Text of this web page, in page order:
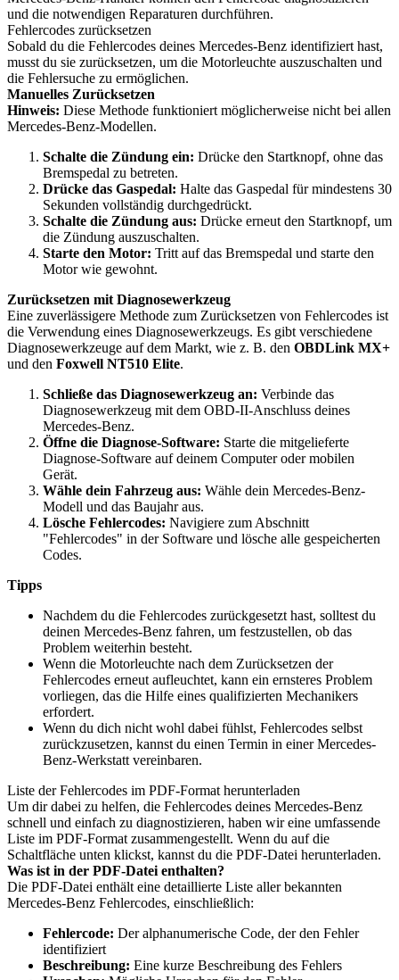
und die notwendigen Reparaturen durchführen.
Fehlercodes zurücksetzen
Sobald du die Fehlercodes deines Mercedes-Benz identifiziert hast,
musst du sie zurücksetzen, um die Motorleuchte auszuschalten und
die Fehlersuche zu ermöglichen.
Manuelles Zurücksetzen
Hinweis: Diese Methode funktioniert möglicherweise nicht bei allen
Mercedes-Benz-Modellen.
Schalte die Zündung ein: Drücke den Startknopf, ohne das
Bremspedal zu betreten.
Drücke das Gaspedal: Halte das Gaspedal für mindestens 30
Sekunden vollständig durchgedrückt.
Schalte die Zündung aus: Drücke erneut den Startknopf, um
die Zündung auszuschalten.
Starte den Motor: Tritt auf das Bremspedal und starte den
Motor wie gewohnt.
Zurücksetzen mit Diagnosewerkzeug
Eine zuverlässigere Methode zum Zurücksetzen von Fehlercodes ist
die Verwendung eines Diagnosewerkzeugs. Es gibt verschiedene
Diagnosewerkzeuge auf dem Markt, wie z. B. den OBDLink MX+
und den Foxwell NT510 Elite.
Schließe das Diagnosewerkzeug an: Verbinde das
Diagnosewerkzeug mit dem OBD-II-Anschluss deines
Mercedes-Benz.
Öffne die Diagnose-Software: Starte die mitgelieferte
Diagnose-Software auf deinem Computer oder mobilen
Gerät.
Wähle dein Fahrzeug aus: Wähle dein Mercedes-Benz-
Modell und das Baujahr aus.
Lösche Fehlercodes: Navigiere zum Abschnitt
"Fehlercodes" in der Software und lösche alle gespeicherten
Codes.
Tipps
Nachdem du die Fehlercodes zurückgesetzt hast, solltest du
deinen Mercedes-Benz fahren, um festzustellen, ob das
Problem weiterhin besteht.
Wenn die Motorleuchte nach dem Zurücksetzen der
Fehlercodes erneut aufleuchtet, kann ein ernsteres Problem
vorliegen, das die Hilfe eines qualifizierten Mechanikers
erfordert.
Wenn du dich nicht wohl dabei fühlst, Fehlercodes selbst
zurückzusetzen, kannst du einen Termin in einer Mercedes-
Benz-Werkstatt vereinbaren.
Liste der Fehlercodes im PDF-Format herunterladen
Um dir dabei zu helfen, die Fehlercodes deines Mercedes-Benz
schnell und einfach zu diagnostizieren, haben wir eine umfassende
Liste im PDF-Format zusammengestellt. Wenn du auf die
Schaltfläche unten klickst, kannst du die PDF-Datei herunterladen.
Was ist in der PDF-Datei enthalten?
Die PDF-Datei enthält eine detaillierte Liste aller bekannten
Mercedes-Benz Fehlercodes, einschließlich:
Fehlercode: Der alphanumerische Code, der den Fehler
identifiziert
Beschreibung: Eine kurze Beschreibung des Fehlers